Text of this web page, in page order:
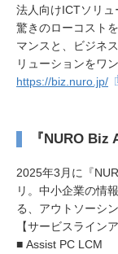
法人向けICTソリュ
驚きのローコスト
マンスと、ビジネ
リューションをワ
https://biz.nuro.jp/
『NURO Biz
2025年3月に『
リ。中小企業の情
る、アウトソーシ
【サービスライン
■ Assist PC LCM